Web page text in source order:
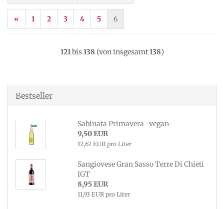
« 1 2 3 4 5 6
121bis138 (von insgesamt138)
Bestseller
Sabinata Primavera -vegan-
9,50 EUR
12,67 EUR pro Liter
Sangiovese Gran Sasso Terre Di Chieti
IGT
8,95 EUR
11,93 EUR pro Liter